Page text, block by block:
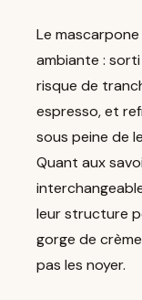
Le
ambiante :
risque de
espresso, et
sous peine de
Quant aux
leur structure
gorge de
pas les noyer.